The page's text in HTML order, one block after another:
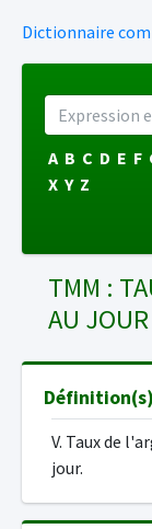
Dictionnaire
A B C D E F
X Y Z
TMM :
AU
Définition(s)
V. Taux de
jour.